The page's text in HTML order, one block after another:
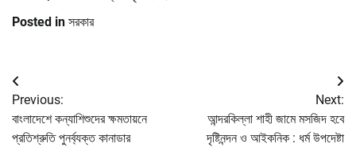
Posted in সরকার
Post
navigation
Previous:
বাংলাদেশে কন্যাশিশুদের ক্ষমতায়নে
প্রতিশ্রুতি পুনর্ব্যক্ত কানাডার
Next:
আন্দরকিল্লা শাহী জামে মসজিদ হবে
দৃষ্টিনন্দন ও আইকনিক : ধর্ম উপদেষ্টা